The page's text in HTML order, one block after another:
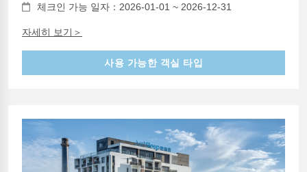
체크인 가능 일자：2026-01-01 ~ 2026-12-31
자세히 보기＞
사용 가능한 객실 타입